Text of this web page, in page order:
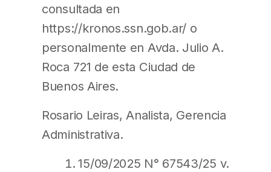
consultada en
https://kronos.ssn.gob.ar/ o
personalmente en Avda. Julio A.
Roca 721 de esta Ciudad de
Buenos Aires.
Rosario Leiras, Analista, Gerencia
Administrativa.
15/09/2025 N° 67543/25 v.